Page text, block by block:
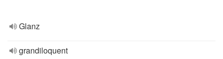
Glanz
grandiloquent